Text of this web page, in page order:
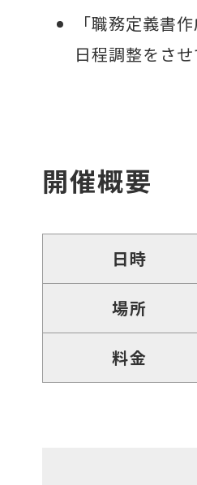
「職務定義書
日程調整をさせ
開催概要
日時
場所
料金